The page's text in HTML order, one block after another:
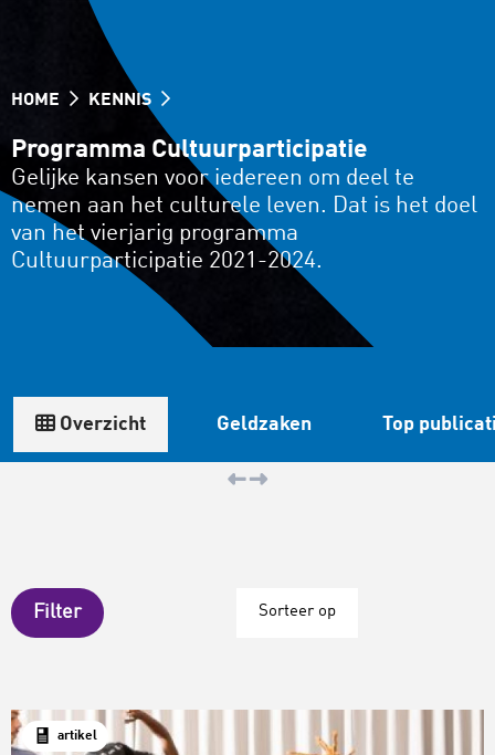
HOME KENNIS
Programma Cultuurparticipatie
Gelijke kansen voor iedereen om deel te
nemen aan het culturele leven. Dat is het doel
van het vierjarig programma
Cultuurparticipatie 2021-2024.
Overzicht Geldzaken Top
Filter Sorteer op
artikel